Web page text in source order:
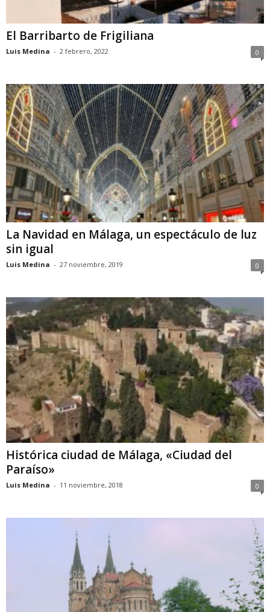
El Barribarto de Frigiliana
Luis Medina - 2 febrero, 2022 0
La Navidad en Málaga, un espectáculo de luz
sin igual
Luis Medina - 27 noviembre, 2019 0
Histórica ciudad de Málaga, «Ciudad del
Paraíso»
Luis Medina - 11 noviembre, 2018 0